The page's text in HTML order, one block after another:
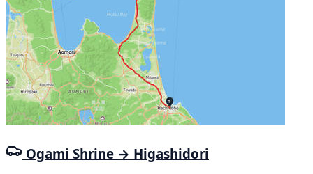
Ogami Shrine → Higashidori